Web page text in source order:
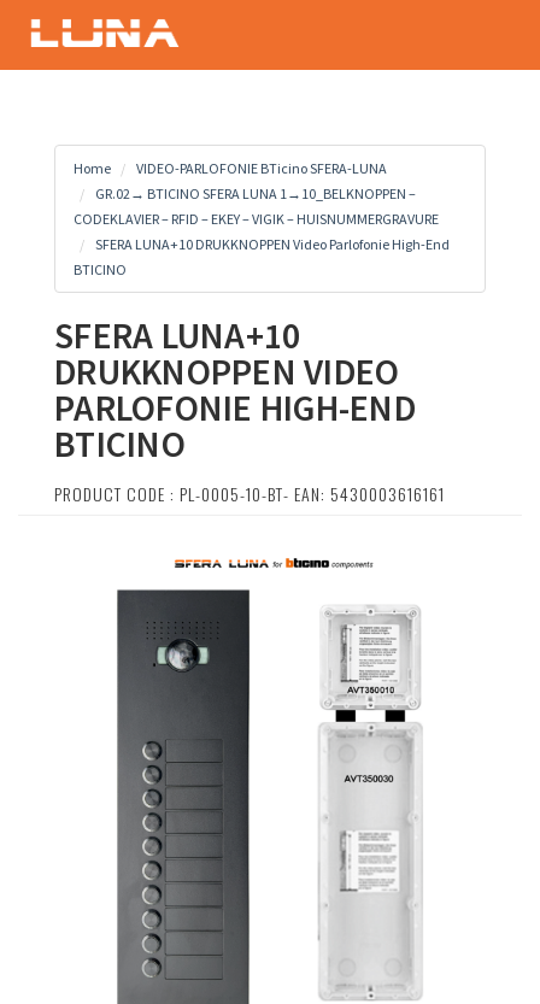
Home
VIDEO-PARLOFONIE BTicino SFERA-LUNA
GR.02→ BTICINO SFERA LUNA 1→10_BELKNOPPEN –
CODEKLAVIER – RFID – EKEY – VIGIK – HUISNUMMERGRAVURE
SFERA LUNA+10 DRUKKNOPPEN Video Parlofonie High-End
BTICINO
SFERA LUNA+10
DRUKKNOPPEN VIDEO
PARLOFONIE HIGH-END
BTICINO
PRODUCT CODE : PL-0005-10-BT- EAN: 5430003616161